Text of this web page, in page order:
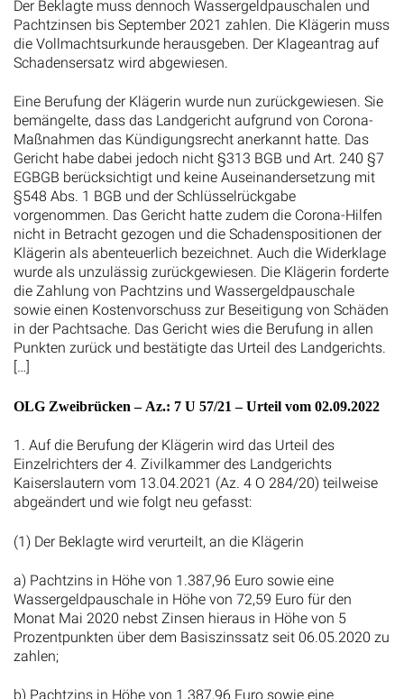
Der Beklagte muss dennoch Wassergeldpauschalen und
Pachtzinsen bis September 2021 zahlen. Die Klägerin muss
die Vollmachtsurkunde herausgeben. Der Klageantrag auf
Schadensersatz wird abgewiesen.
Eine Berufung der Klägerin wurde nun zurückgewiesen. Sie
bemängelte, dass das Landgericht aufgrund von Corona-
Maßnahmen das Kündigungsrecht anerkannt hatte. Das
Gericht habe dabei jedoch nicht §313 BGB und Art. 240 §7
EGBGB berücksichtigt und keine Auseinandersetzung mit
§548 Abs. 1 BGB und der Schlüsselrückgabe
vorgenommen. Das Gericht hatte zudem die Corona-Hilfen
nicht in Betracht gezogen und die Schadenspositionen der
Klägerin als abenteuerlich bezeichnet. Auch die Widerklage
wurde als unzulässig zurückgewiesen. Die Klägerin forderte
die Zahlung von Pachtzins und Wassergeldpauschale
sowie einen Kostenvorschuss zur Beseitigung von Schäden
in der Pachtsache. Das Gericht wies die Berufung in allen
Punkten zurück und bestätigte das Urteil des Landgerichts.
[…]
OLG Zweibrücken – Az.: 7 U 57/21 – Urteil vom 02.09.2022
1. Auf die Berufung der Klägerin wird das Urteil des
Einzelrichters der 4. Zivilkammer des Landgerichts
Kaiserslautern vom 13.04.2021 (Az. 4 O 284/20) teilweise
abgeändert und wie folgt neu gefasst:
(1) Der Beklagte wird verurteilt, an die Klägerin
a) Pachtzins in Höhe von 1.387,96 Euro sowie eine
Wassergeldpauschale in Höhe von 72,59 Euro für den
Monat Mai 2020 nebst Zinsen hieraus in Höhe von 5
Prozentpunkten über dem Basiszinssatz seit 06.05.2020 zu
zahlen;
b) Pachtzins in Höhe von 1.387,96 Euro sowie eine